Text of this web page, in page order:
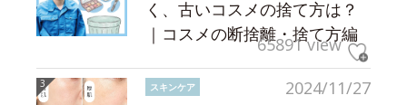
く、古いコスメの捨て方は？
｜コスメの断捨離・捨て方編
65891 view
2024/11/27
スキンケア